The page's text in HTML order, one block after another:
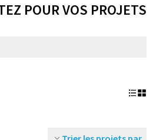
POUR VOS PROJETS